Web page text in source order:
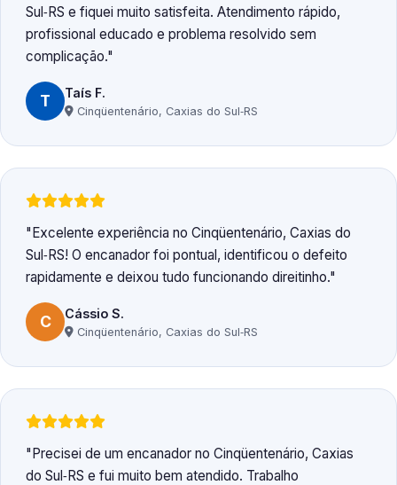
Sul‑RS e fiquei muito satisfeita. Atendimento rápido,
profissional educado e problema resolvido sem
complicação.
T Taís F.
Cinqüentenário, Caxias do Sul‑RS
Excelente experiência no Cinqüentenário, Caxias do
Sul‑RS! O encanador foi pontual, identificou o defeito
rapidamente e deixou tudo funcionando direitinho.
C Cássio S.
Cinqüentenário, Caxias do Sul‑RS
Precisei de um encanador no Cinqüentenário, Caxias
do Sul‑RS e fui muito bem atendido. Trabalho